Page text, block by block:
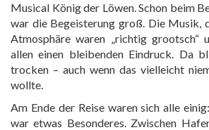
Musical König der Löwen. Schon beim
war die Begeisterung groß. Die Musik,
Atmosphäre waren „richtig grootsch“
allen einen bleibenden Eindruck. Da
trocken – auch wenn das vielleicht
wollte.
Am Ende der Reise waren sich alle
war etwas Besonderes. Zwischen